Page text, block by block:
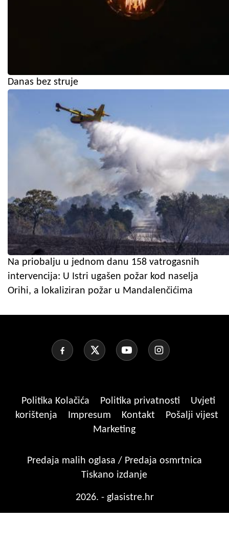
Danas bez struje
Na priobalju u jednom danu 158 vatrogasnih
intervencija: U Istri ugašen požar kod naselja
Orihi, a lokaliziran požar u Mandalenčićima
Politika Kolačića Politika privatnosti
Uvjeti
korištenja
Impresum Kontakt
Pošalji vijest
Marketing
Predaja malih oglasa / Predaja osmrtnica
Tiskano izdanje
2026. - glasistre.hr